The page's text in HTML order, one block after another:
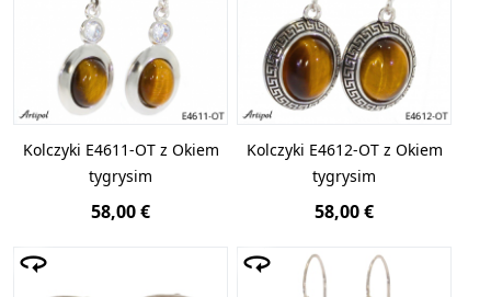
Kolczyki E4611-OT z Okiem
tygrysim
58,00 €
Kolczyki E4612-OT z Okiem
tygrysim
58,00 €